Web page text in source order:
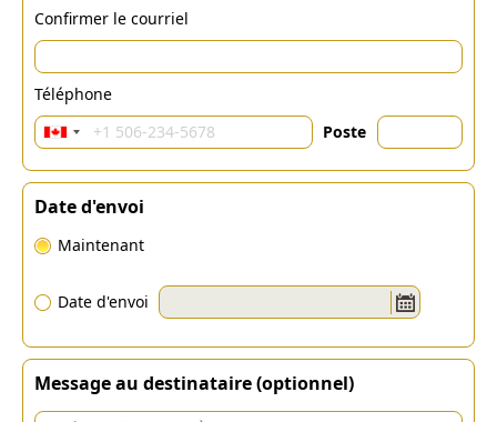
Confirmer le courriel
Téléphone
Poste
Date d'envoi
Maintenant
Date d'envoi
Message au destinataire (optionnel)